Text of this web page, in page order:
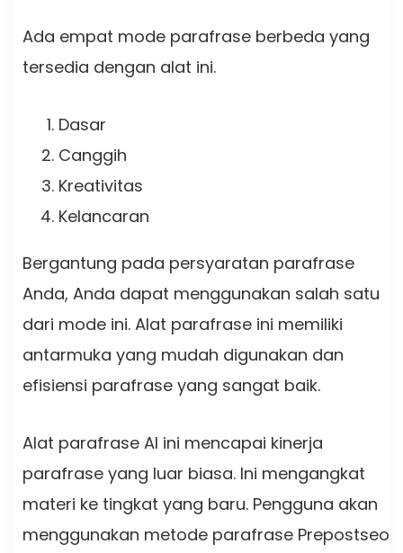
Ada empat mode parafrase berbeda yang
tersedia dengan alat ini.
Dasar
Canggih
Kreativitas
Kelancaran
Bergantung pada persyaratan parafrase
Anda, Anda dapat menggunakan salah satu
dari mode ini. Alat parafrase ini memiliki
antarmuka yang mudah digunakan dan
efisiensi parafrase yang sangat baik.
Alat parafrase AI ini mencapai kinerja
parafrase yang luar biasa. Ini mengangkat
materi ke tingkat yang baru. Pengguna akan
menggunakan metode parafrase Prepostseo